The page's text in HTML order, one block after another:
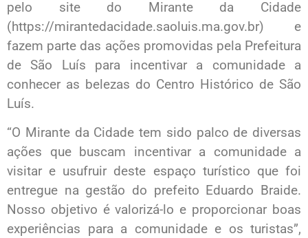
pelo site do Mirante da Cidade
(https://mirantedacidade.saoluis.ma.gov.br) e
fazem parte das ações promovidas pela Prefeitura
de São Luís para incentivar a comunidade a
conhecer as belezas do Centro Histórico de São
Luís.
“O Mirante da Cidade tem sido palco de diversas
ações que buscam incentivar a comunidade a
visitar e usufruir deste espaço turístico que foi
entregue na gestão do prefeito Eduardo Braide.
Nosso objetivo é valorizá-lo e proporcionar boas
experiências para a comunidade e os turistas”,